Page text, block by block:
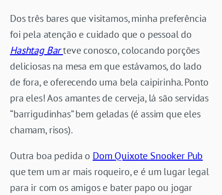
Dos três bares que visitamos, minha preferência
foi pela atenção e cuidado que o pessoal do
Hashtag Barteve conosco, colocando porções
deliciosas na mesa em que estávamos, do lado
de fora, e oferecendo uma bela caipirinha. Ponto
pra eles! Aos amantes de cerveja, lá são servidas
“barrigudinhas” bem geladas (é assim que eles
chamam, risos).
Outra boa pedida o Dom Quixote Snooker Pub
que tem um ar mais roqueiro, e é um lugar legal
para ir com os amigos e bater papo ou jogar